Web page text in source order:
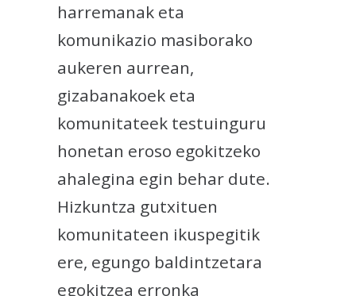
harremanak eta
komunikazio masiborako
aukeren aurrean,
gizabanakoek eta
komunitateek testuinguru
honetan eroso egokitzeko
ahalegina egin behar dute.
Hizkuntza gutxituen
komunitateen ikuspegitik
ere, egungo baldintzetara
egokitzea erronka